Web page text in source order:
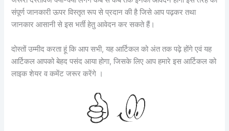
संपूर्ण जानकारी ऊपर विस्तृत रूप से प्रदान की है जिसे आप पढ़कर तथा
जानकार आसानी से इस भर्ती हेतु आवेदन कर सकते हैं।
दोस्तों उम्मीद करता हूं कि आप सभी, यह आर्टिकल को अंत तक पढ़े होंगे एवं यह
आर्टिकल आपको बेहद पसंद आया होगा, जिसके लिए आप हमारे इस आर्टिकल को
लाइक शेयर व कमेंट जरूर करेंगे ।